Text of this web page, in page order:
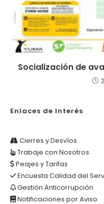
Socialización de
Enlaces de Interés
Cierres y Desvíos
Trabaje con Nosotros
Peajes y Tarifas
Encuesta Calidad del
Gestión Anticorrupción
Notificaciones por Aviso